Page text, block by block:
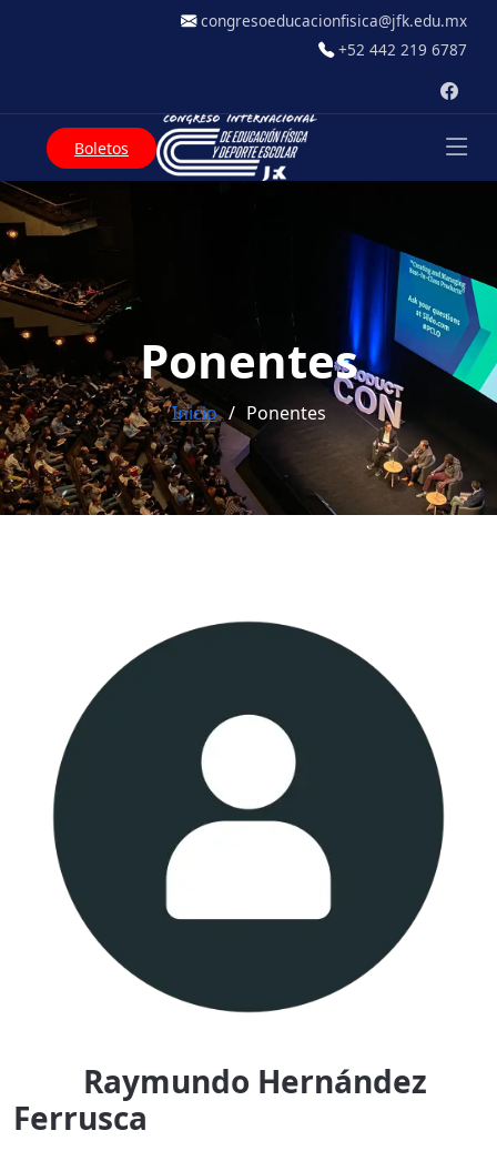
congresoeducacionfisica@jfk.edu.mx
+52 442 219 6787
Boletos
Ponentes
Inicio Ponentes
Raymundo Hernández
Ferrusca